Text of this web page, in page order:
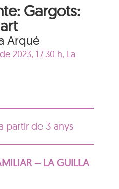
Gargots:
Arqué
2023, 17.30 h, La
partir de 3 anys
– LA GUILLA